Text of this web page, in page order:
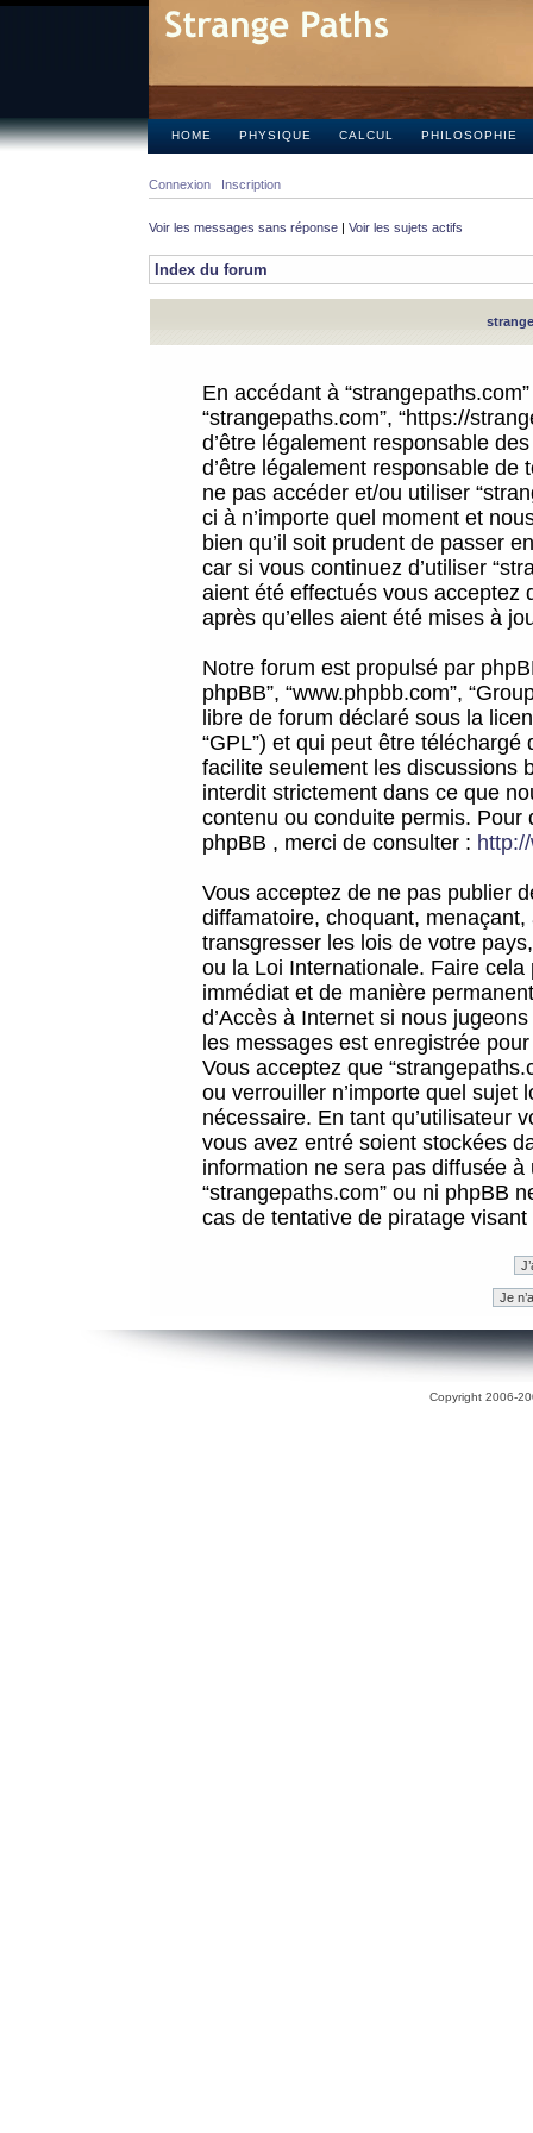
HOME PHYSIQUE CALCUL PHILOSOPHIE
Connexion Inscription
Voir les messages sans réponse | Voir les sujets actifs
Index du forum
En accédant à
“strangepaths.com”, “https://
d’être légalement responsable
d’être légalement responsable
ne pas accéder et/ou utiliser
ci à n’importe quel moment et
bien qu’il soit prudent de passer
car si vous continuez d’utiliser
aient été effectués vous acceptez
après qu’elles aient été mises à
Notre forum est propulsé par
phpBB”, “www.phpbb.com”,
libre de forum déclaré sous la
“GPL”) et qui peut être téléchargé
facilite seulement les discussions
interdit strictement dans ce que
contenu ou conduite permis.
phpBB , merci de consulter :
Vous acceptez de ne pas publier
diffamatoire, choquant,
transgresser les lois de votre
ou la Loi Internationale. Faire
immédiat et de manière
d’Accès à Internet si nous
les messages est enregistrée
Vous acceptez que
ou verrouiller n’importe quel sujet
nécessaire. En tant qu’utilisateur
vous avez entré soient stockées
information ne sera pas diffusée
“strangepaths.com” ou ni phpBB
cas de tentative de piratage
Copyright 2006-